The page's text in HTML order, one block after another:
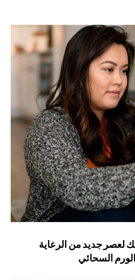
لعصر جديد من الرعاية
السحائي